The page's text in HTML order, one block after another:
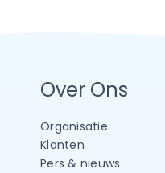
Over Ons
Organisatie
Klanten
Pers & nieuws